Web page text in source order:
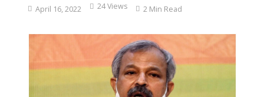
April 16, 2022 24 Views 2 Min Read